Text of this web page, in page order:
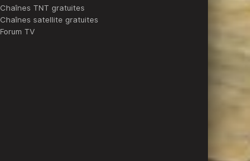
Chaînes TNT gratuites
Chaînes satellite gratuites
Forum TV